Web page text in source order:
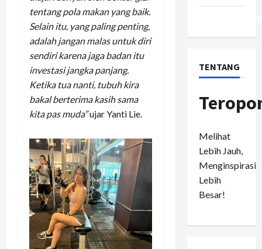
tentang pola makan yang baik.
Selain itu, yang paling penting,
adalah jangan malas untuk diri
sendiri karena jaga badan itu
investasi jangka panjang.
Ketika tua nanti, tubuh kira
bakal berterima kasih sama
kita pas muda”ujar Yanti Lie.
TENTANG
Melihat
Lebih Jauh,
Menginspirasi
Lebih
Besar!